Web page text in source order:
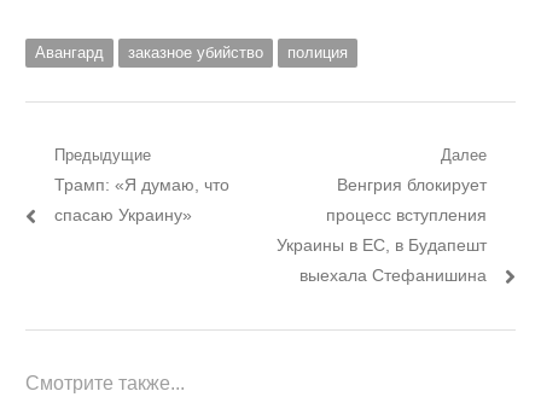
Авангард заказное убийство полиция
Навигация
по
Предыдущие
Предыдущий
пост:
Трамп: «Я думаю, что
спасаю Украину»
Далее
Следующий
пост:
Венгрия блокирует
процесс вступления
Украины в ЕС, в Будапешт
выехала Стефанишина
Смотрите также...